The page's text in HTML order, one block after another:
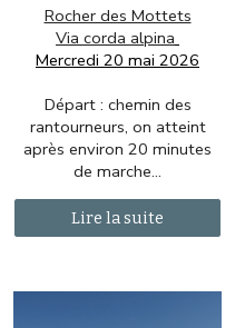
Rocher des Mottets
Via corda alpina
Mercredi 20 mai 2026
Départ : chemin des
rantourneurs, on atteint
après environ 20 minutes
de marche...
Lire la suite